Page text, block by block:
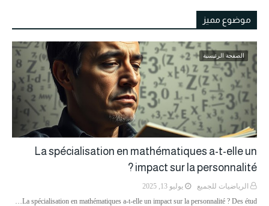
موضوع مميز
الصفحة الرئيسية
La spécialisation en mathématiques a-t-elle un
impact sur la personnalité ?
الرياضيات للجميع
يوليو 13, 2025
La spécialisation en mathématiques a-t-elle un impact sur la personnalité ? Des étud…